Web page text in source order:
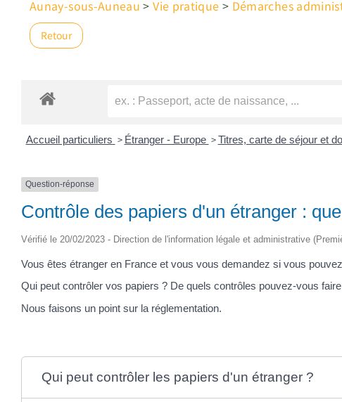
Aunay-sous-Auneau >Vie pratique > Démarches
Retour
Accueil particuliers > Étranger - Europe > Titres, carte de séjour et
Question-réponse
Contrôle des papiers d'un étranger :
Vérifié le 20/02/2023 - Direction de l'information légale et administrative
Vous êtes étranger en France et vous vous demandez si vous
Qui peut contrôler vos papiers ? De quels contrôles pouvez-vous
Nous faisons un point sur la réglementation.
Qui peut contrôler les papiers d'un étranger ?